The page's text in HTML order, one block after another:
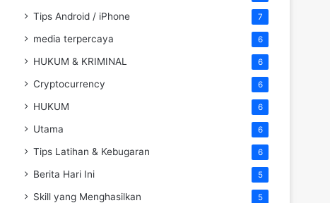
Tips Android / iPhone 7
media terpercaya 6
HUKUM & KRIMINAL 6
Cryptocurrency 6
HUKUM 6
Utama 6
Tips Latihan & Kebugaran 6
Berita Hari Ini 5
Skill yang Menghasilkan 5